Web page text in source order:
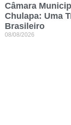
Câmara
Chulapa: Uma
Brasileiro
08/08/2026